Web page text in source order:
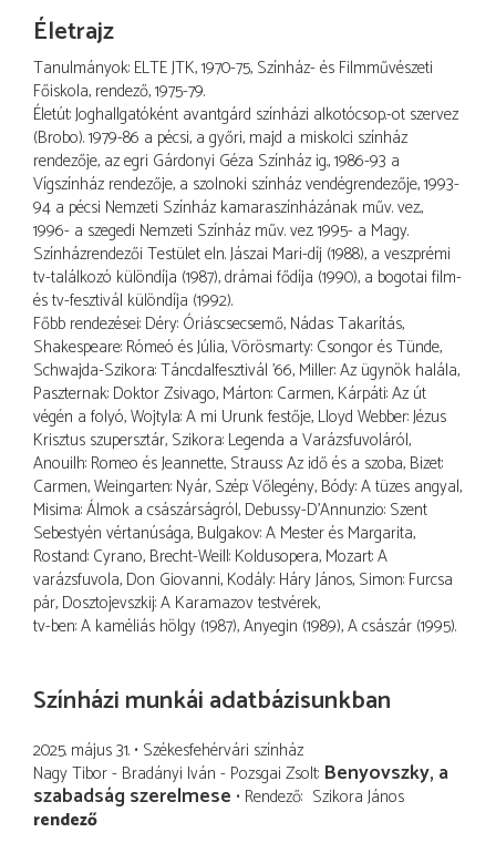
Életrajz
Tanulmányok: ELTE JTK, 1970-75, Színház- és Filmművészeti
Főiskola, rendező, 1975-79.
Életút: Joghallgatóként avantgárd színházi alkotócsop.-ot szervez
(Brobo). 1979-86 a pécsi, a győri, majd a miskolci színház
rendezője, az egri Gárdonyi Géza Színház ig., 1986-93 a
Vígszínház rendezője, a szolnoki színház vendégrendezője, 1993-
94 a pécsi Nemzeti Színház kamaraszínházának műv. vez.,
1996- a szegedi Nemzeti Színház műv. vez. 1995- a Magy.
Színházrendezői Testület eln. Jászai Mari-díj (1988), a veszprémi
tv-találkozó különdíja (1987), drámai fődíja (1990), a bogotai film-
és tv-fesztivál különdíja (1992).
Főbb rendezései: Déry: Óriáscsecsemő, Nádas: Takarítás,
Shakespeare: Rómeó és Júlia, Vörösmarty: Csongor és Tünde,
Schwajda-Szikora: Táncdalfesztivál '66, Miller: Az ügynök halála,
Paszternak: Doktor Zsivago, Márton: Carmen, Kárpáti: Az út
végén a folyó, Wojtyla: A mi Urunk festője, Lloyd Webber: Jézus
Krisztus szupersztár, Szikora: Legenda a Varázsfuvoláról,
Anouilh: Romeo és Jeannette, Strauss: Az idő és a szoba, Bizet:
Carmen, Weingarten: Nyár, Szép: Vőlegény, Bódy: A tüzes angyal,
Misima: Álmok a császárságról, Debussy-D'Annunzio: Szent
Sebestyén vértanúsága, Bulgakov: A Mester és Margarita,
Rostand: Cyrano, Brecht-Weill: Koldusopera, Mozart: A
varázsfuvola, Don Giovanni, Kodály: Háry János, Simon: Furcsa
pár, Dosztojevszkij: A Karamazov testvérek,
tv-ben: A kaméliás hölgy (1987), Anyegin (1989), A császár (1995).
Színházi munkái adatbázisunkban
2025. május 31. Székesfehérvári színház
Nagy Tibor - Bradányi Iván - Pozsgai Zsolt Benyovszky, a
szabadság szerelmese Rendező Szikora János
rendező